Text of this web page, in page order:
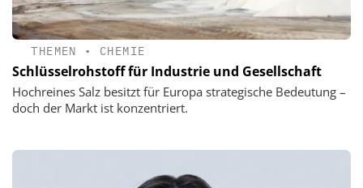
THEMEN • CHEMIE
Schlüsselrohstoff für Industrie und Gesellschaft
Hochreines Salz besitzt für Europa strategische Bedeutung –
doch der Markt ist konzentriert.